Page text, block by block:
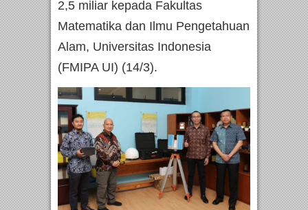
2,5 miliar kepada Fakultas
Matematika dan Ilmu Pengetahuan
Alam, Universitas Indonesia
(FMIPA UI) (14/3).